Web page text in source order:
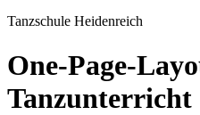
Tanzschule Heidenreich
One-Page-
Tanzunterricht